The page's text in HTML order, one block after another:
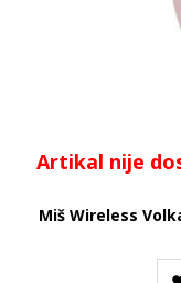
Artikal nije
Miš Wireless